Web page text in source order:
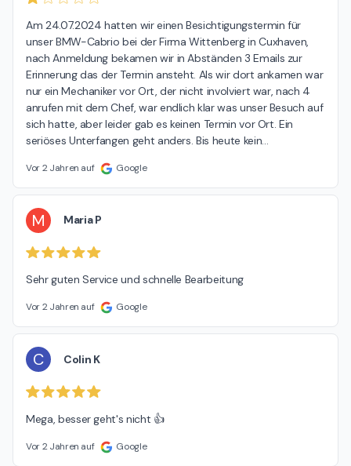
Am 24.07.2024 hatten wir einen Besichtigungstermin für
unser BMW-Cabrio bei der Firma Wittenberg in Cuxhaven,
nach Anmeldung bekamen wir in Abständen 3 Emails zur
Erinnerung das der Termin ansteht. Als wir dort ankamen war
nur ein Mechaniker vor Ort, der nicht involviert war, nach 4
anrufen mit dem Chef, war endlich klar was unser Besuch auf
sich hatte, aber leider gab es keinen Termin vor Ort. Ein
seriöses Unterfangen geht anders. Bis heute kein…
Vor 2 Jahren auf Google
M Maria P
Sehr guten Service und schnelle Bearbeitung
Vor 2 Jahren auf Google
C Colin K
Mega, besser geht's nicht 👍
Vor 2 Jahren auf Google